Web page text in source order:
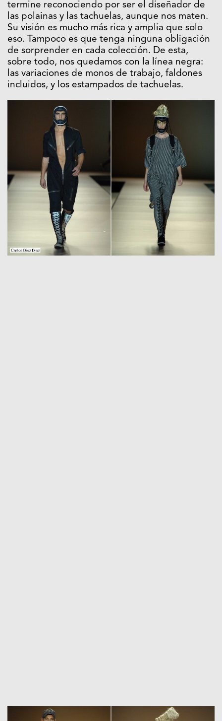
termine reconociendo por ser el diseñador de
las polainas y las tachuelas, aunque nos maten.
Su visión es mucho más rica y amplia que solo
eso. Tampoco es que tenga ninguna obligación
de sorprender en cada colección. De esta,
sobre todo, nos quedamos con la línea negra:
las variaciones de monos de trabajo, faldones
incluidos, y los estampados de tachuelas.